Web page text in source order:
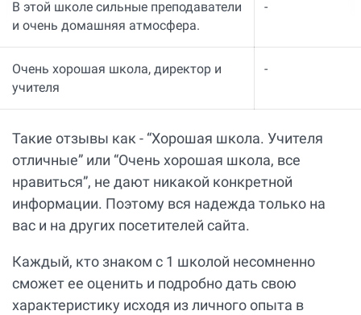
В этой школе сильные преподаватели
и очень домашняя атмосфера.
-
Очень хорошая школа, директор и
учителя
-
Такие отзывы как - “Хорошая школа. Учителя
отличные” или “Очень хорошая школа, все
нравиться”, не дают никакой конкретной
информации. Поэтому вся надежда только на
вас и на других посетителей сайта.
Каждый, кто знаком с 1 школой несомненно
сможет ее оценить и подробно дать свою
характеристику исходя из личного опыта в